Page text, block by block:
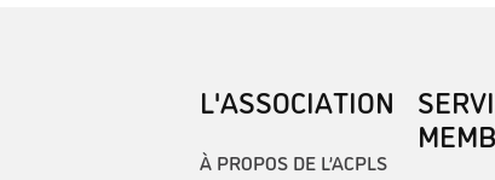
L'ASSOCIATION
À PROPOS DE L’ACPLS